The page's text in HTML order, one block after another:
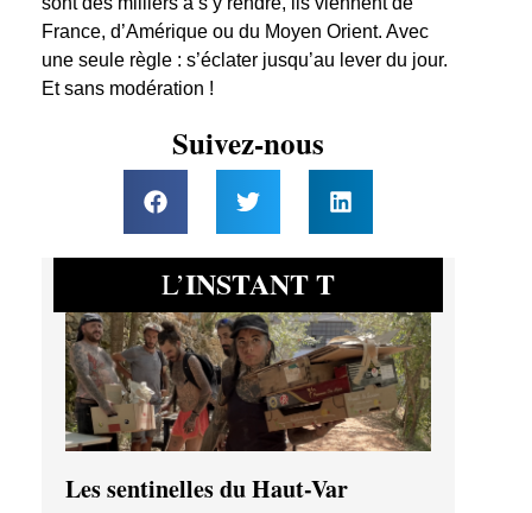
France, d’Amérique ou du Moyen Orient. Avec
une seule règle : s’éclater jusqu’au lever du jour.
Et sans modération !
Suivez-nous
L’INSTANT T
Les sentinelles du Haut-Var